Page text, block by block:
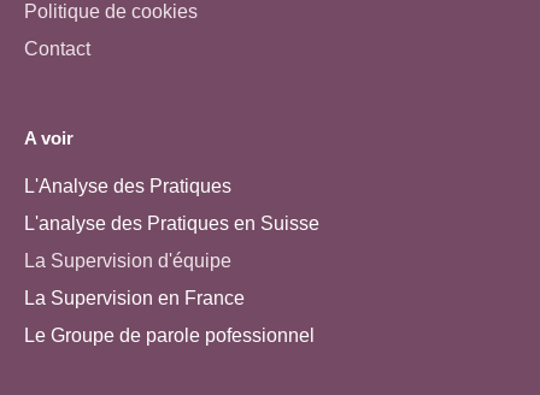
Politique de cookies
Contact
A voir
L'Analyse des Pratiques
L'analyse des Pratiques en Suisse
La Supervision d'équipe
La Supervision en France
Le Groupe de parole pofessionnel